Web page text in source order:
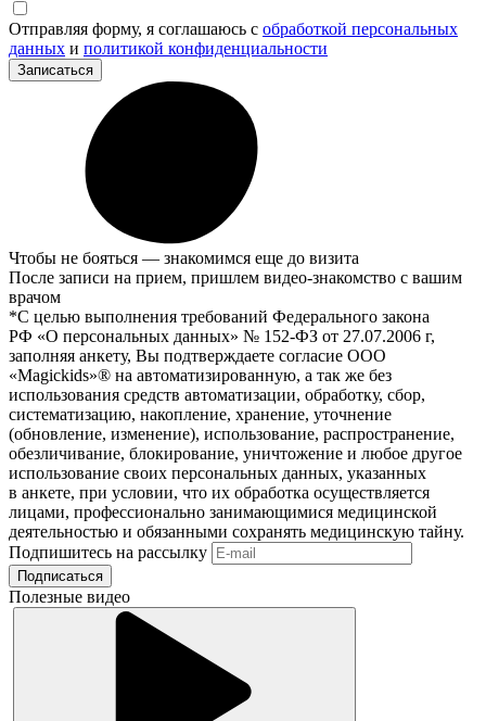
Отправляя форму, я соглашаюсь с обработкой персональных
данных и политикой конфиденциальности
Записаться
Чтобы не бояться — знакомимся еще до визита
После записи на прием, пришлем видео-знакомство с вашим
врачом
*С целью выполнения требований Федерального закона
РФ «О персональных данных» № 152-ФЗ от 27.07.2006 г,
заполняя анкету, Вы подтверждаете согласие ООО
«Magickids»® на автоматизированную, а так же без
использования средств автоматизации, обработку, сбор,
систематизацию, накопление, хранение, уточнение
(обновление, изменение), использование, распространение,
обезличивание, блокирование, уничтожение и любое другое
использование своих персональных данных, указанных
в анкете, при условии, что их обработка осуществляется
лицами, профессионально занимающимися медицинской
деятельностью и обязанными сохранять медицинскую тайну.
Подпишитесь на рассылку
Подписаться
Полезные видео